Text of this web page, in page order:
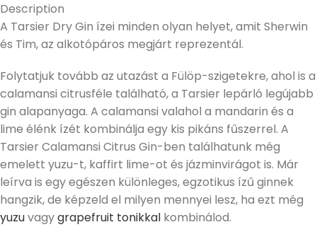
Description
A Tarsier Dry Gin ízei minden olyan helyet, amit Sherwin
és Tim, az alkotópáros megjárt reprezentál.
Folytatjuk tovább az utazást a Fülöp-szigetekre, ahol is a
calamansi citrusféle található, a Tarsier lepárló legújabb
gin alapanyaga. A calamansi valahol a mandarin és a
lime élénk ízét kombinálja egy kis pikáns fűszerrel. A
Tarsier Calamansi Citrus Gin-ben találhatunk még
emelett yuzu-t, kaffirt lime-ot és jázminvirágot is. Már
leírva is egy egészen különleges, egzotikus ízű ginnek
hangzik, de képzeld el milyen mennyei lesz, ha ezt még
yuzuvagygrapefruit tonikkal kombinálod.